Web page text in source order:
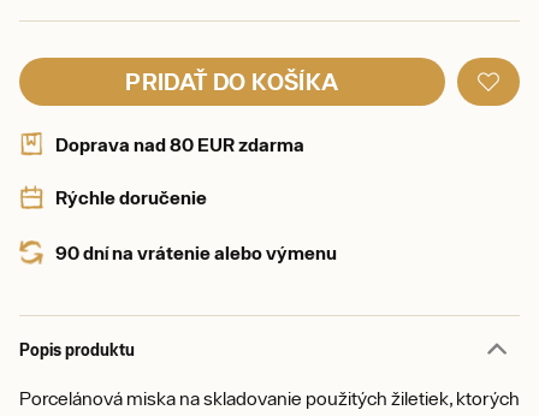
PRIDAŤ DO KOŠÍKA
Doprava nad 80 EUR zdarma
Rýchle doručenie
90 dní na vrátenie alebo výmenu
Popis produktu
Porcelánová miska na skladovanie použitých žiletiek, ktorých